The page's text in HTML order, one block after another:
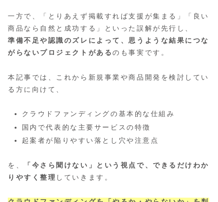
一方で、「とりあえず掲載すれば支援が集まる」「良い
商品なら自然と成功する」といった誤解が先行し、
準備不足や認識のズレによって、思うような結果につな
がらないプロジェクトがあるのも事実です。
本記事では、これから新規事業や商品開発を検討してい
る方に向けて、
クラウドファンディングの基本的な仕組み
国内で代表的な主要サービスの特徴
起案者が陥りやすい落とし穴や注意点
を、
「今さら聞けない」という視点で、できるだけわか
りやすく整理 していきます。